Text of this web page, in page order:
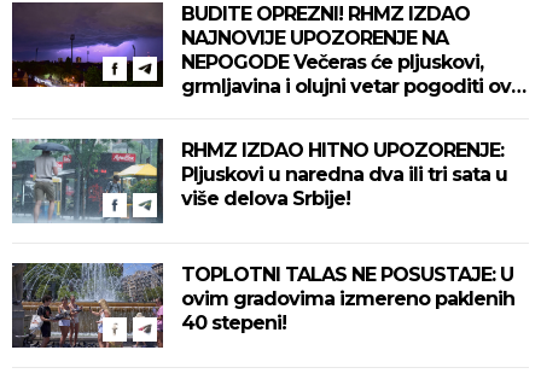
BUDITE OPREZNI! RHMZ IZDAO
NAJNOVIJE UPOZORENJE NA
NEPOGODE Večeras će pljuskovi,
grmljavina i olujni vetar pogoditi ove
RHMZ IZDAO HITNO UPOZORENJE:
Pljuskovi u naredna dva ili tri sata u
više delova Srbije!
TOPLOTNI TALAS NE POSUSTAJE: U
ovim gradovima izmereno paklenih
40 stepeni!